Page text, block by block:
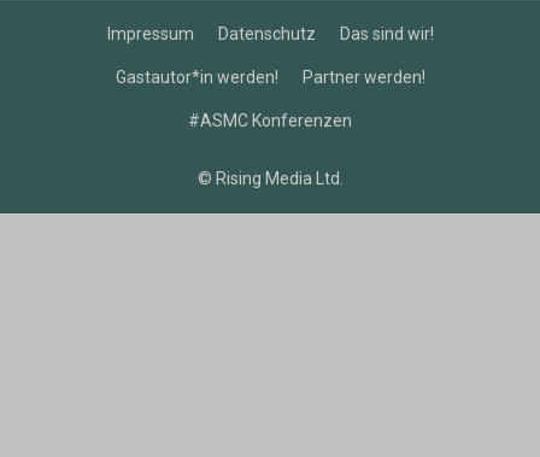
Impressum Datenschutz Das sind wir!
Gastautor*in werden! Partner werden!
#ASMC Konferenzen
© Rising Media Ltd.